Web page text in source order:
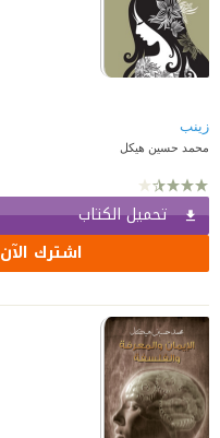
زينب
محمد حسين هيكل
تحميل الكتاب
اشترك الآن